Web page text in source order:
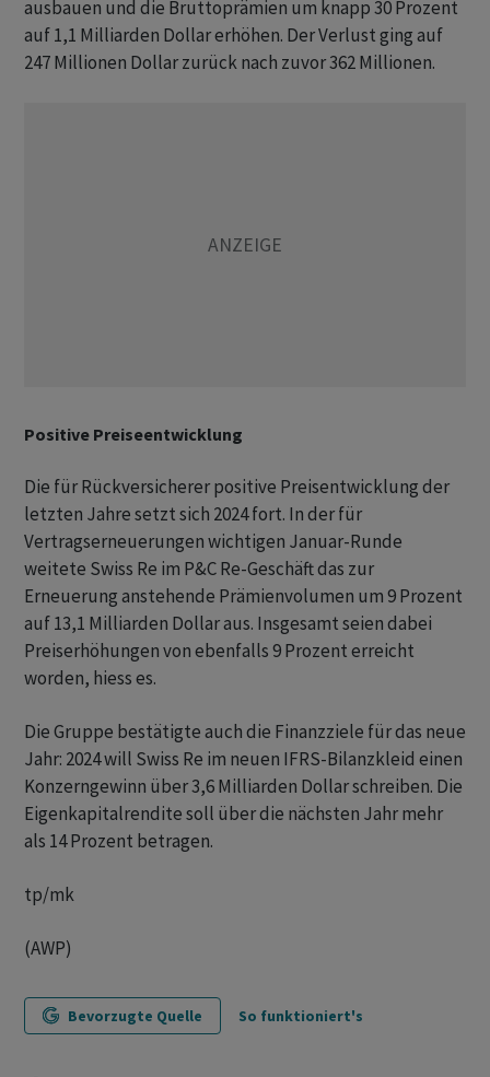
ausbauen und die Bruttoprämien um knapp 30 Prozent
auf 1,1 Milliarden Dollar erhöhen. Der Verlust ging auf
247 Millionen Dollar zurück nach zuvor 362 Millionen.
Positive Preiseentwicklung
Die für Rückversicherer positive Preisentwicklung der
letzten Jahre setzt sich 2024 fort. In der für
Vertragserneuerungen wichtigen Januar-Runde
weitete Swiss Re im P&C Re-Geschäft das zur
Erneuerung anstehende Prämienvolumen um 9 Prozent
auf 13,1 Milliarden Dollar aus. Insgesamt seien dabei
Preiserhöhungen von ebenfalls 9 Prozent erreicht
worden, hiess es.
Die Gruppe bestätigte auch die Finanzziele für das neue
Jahr: 2024 will Swiss Re im neuen IFRS-Bilanzkleid einen
Konzerngewinn über 3,6 Milliarden Dollar schreiben. Die
Eigenkapitalrendite soll über die nächsten Jahr mehr
als 14 Prozent betragen.
tp/mk
(AWP)
Bevorzugte Quelle So funktioniert's